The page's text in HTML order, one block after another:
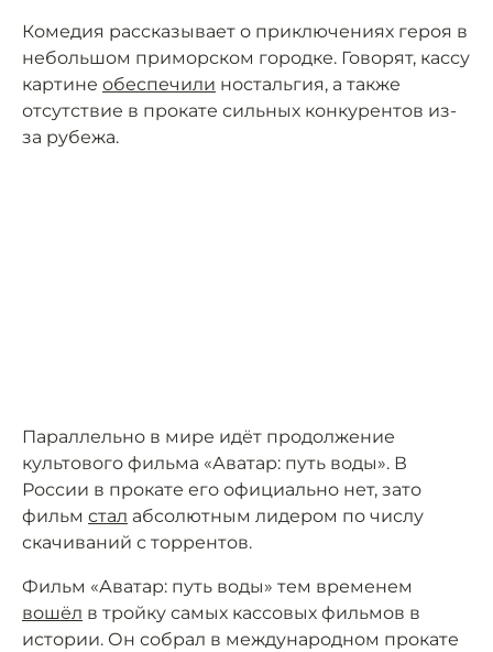
Комедия рассказывает о приключениях героя в
небольшом приморском городке. Говорят, кассу
картине обеспечили ностальгия, а также
отсутствие в прокате сильных конкурентов из-
за рубежа.
Параллельно в мире идёт продолжение
культового фильма «Аватар: путь воды». В
России в прокате его официально нет, зато
фильм стал абсолютным лидером по числу
скачиваний с торрентов.
Фильм «Аватар: путь воды» тем временем
вошёл в тройку самых кассовых фильмов в
истории. Он собрал в международном прокате